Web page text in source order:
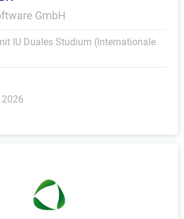
GmbH
IU Duales Studium (Internationale